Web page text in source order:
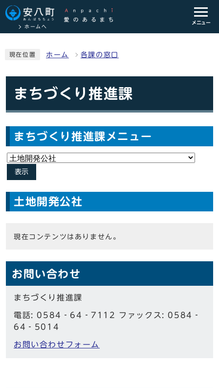
ホームへ
メニュー
現在位置 ホーム 各課の窓口
まちづくり推進課
まちづくり推進課メニュー
表示
土地開発公社
現在コンテンツはありません。
お問い合わせ
まちづくり推進課
電話: 0584‐64‐7112 ファックス: 0584‐
64‐5014
お問い合わせフォーム